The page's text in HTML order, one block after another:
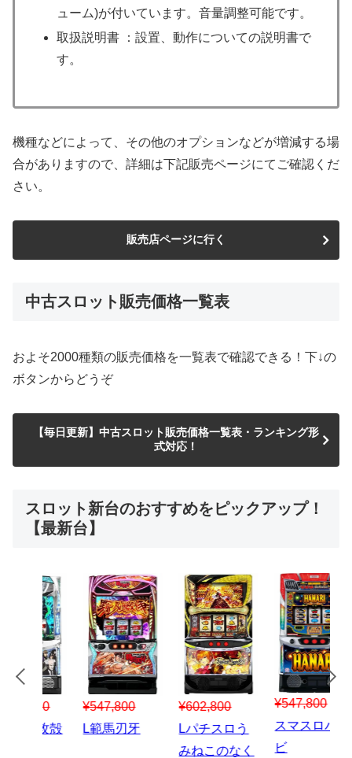
ューム)が付いています。音量調整可能です。
取扱説明書 ：設置、動作についての説明書で
す。
機種などによって、その他のオプションなどが増減する場
合がありますので、詳細は下記販売ページにてご確認くだ
さい。
販売店ページに行く
中古スロット販売価格一覧表
およそ2000種類の販売価格を一覧表で確認できる！下↓の
ボタンからどうぞ
【毎日更新】中古スロット販売価格一覧表・ランキング形
式対応！
スロット新台のおすすめをピックアップ！
【最新台】
¥547,800
スマスロハナ
¥150,000
スマスロ秘宝
¥1,867,800
Lパチスロ 炎
炎ノ消防隊2